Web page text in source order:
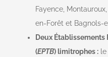
Fayence,
en-Forêt et Bagnols-
Deux
(EPTB) limitrophes :le